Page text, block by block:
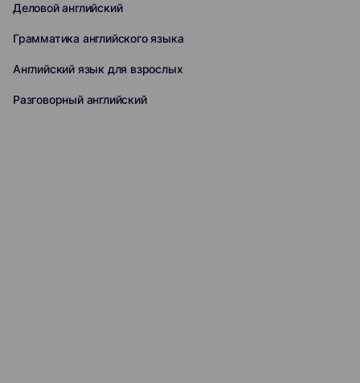
Деловой английский
Грамматика английского языка
Английский язык для взрослых
Разговорный английский